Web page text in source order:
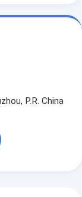
P.R. China